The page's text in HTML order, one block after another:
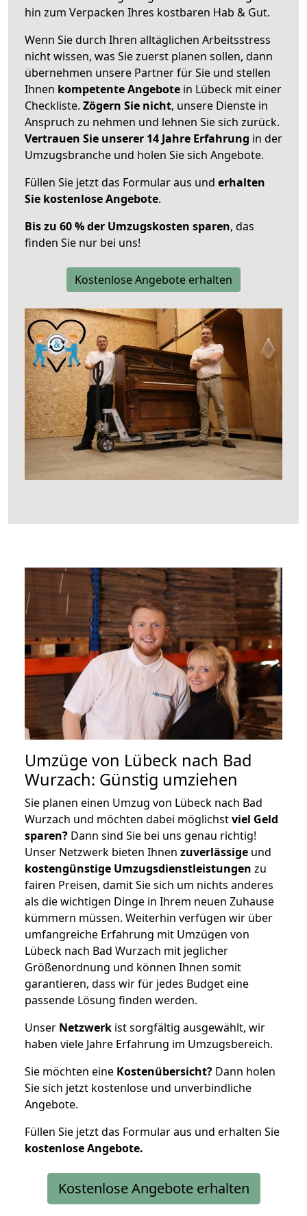
hin zum Verpacken Ihres kostbaren Hab & Gut.
Wenn Sie durch Ihren alltäglichen Arbeitsstress
nicht wissen, was Sie zuerst planen sollen, dann
übernehmen unsere Partner für Sie und stellen
Ihnen kompetente Angebote in Lübeck mit einer
Checkliste. Zögern Sie nicht, unsere Dienste in
Anspruch zu nehmen und lehnen Sie sich zurück.
Vertrauen Sie unserer 14 Jahre Erfahrung in der
Umzugsbranche und holen Sie sich Angebote.
Füllen Sie jetzt das Formular aus und erhalten
Sie kostenlose Angebote.
Bis zu 60 % der Umzugskosten sparen, das
finden Sie nur bei uns!
Kostenlose Angebote erhalten
Umzüge von Lübeck nach Bad
Wurzach: Günstig umziehen
Sie planen einen Umzug von Lübeck nach Bad
Wurzach und möchten dabei möglichstviel Geld
sparen? Dann sind Sie bei uns genau richtig!
Unser Netzwerk bieten Ihnen zuverlässige und
kostengünstige Umzugsdienstleistungen zu
fairen Preisen, damit Sie sich um nichts anderes
als die wichtigen Dinge in Ihrem neuen Zuhause
kümmern müssen. Weiterhin verfügen wir über
umfangreiche Erfahrung mit Umzügen von
Lübeck nach Bad Wurzach mit jeglicher
Größenordnung und können Ihnen somit
garantieren, dass wir für jedes Budget eine
passende Lösung finden werden.
Unser Netzwerk ist sorgfältig ausgewählt, wir
haben viele Jahre Erfahrung im Umzugsbereich.
Sie möchten eine Kostenübersicht? Dann holen
Sie sich jetzt kostenlose und unverbindliche
Angebote.
Füllen Sie jetzt das Formular aus und erhalten Sie
kostenloseAngebote.
Kostenlose Angebote erhalten